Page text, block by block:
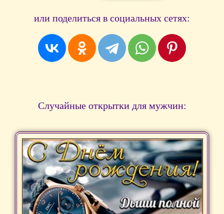
или поделиться в социальных сетях:
Случайные открытки для мужчин: